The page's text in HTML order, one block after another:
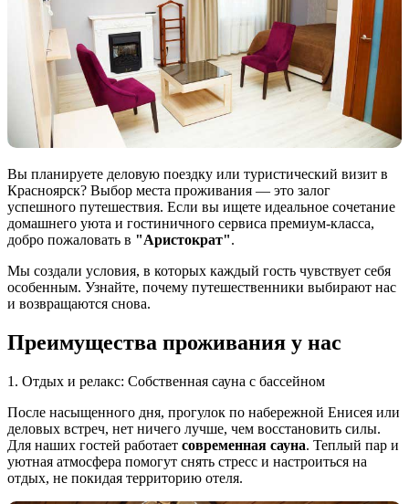
Вы планируете деловую поездку или туристический визит в
Красноярск? Выбор места проживания — это залог
успешного путешествия. Если вы ищете идеальное сочетание
домашнего уюта и гостиничного сервиса премиум-класса,
добро пожаловать в "Аристократ".
Мы создали условия, в которых каждый гость чувствует себя
особенным. Узнайте, почему путешественники выбирают нас
и возвращаются снова.
Преимущества проживания у нас
1. Отдых и релакс: Собственная сауна с бассейном
После насыщенного дня, прогулок по набережной Енисея или
деловых встреч, нет ничего лучше, чем восстановить силы.
Для наших гостей работает современная сауна. Теплый пар и
уютная атмосфера помогут снять стресс и настроиться на
отдых, не покидая территорию отеля.